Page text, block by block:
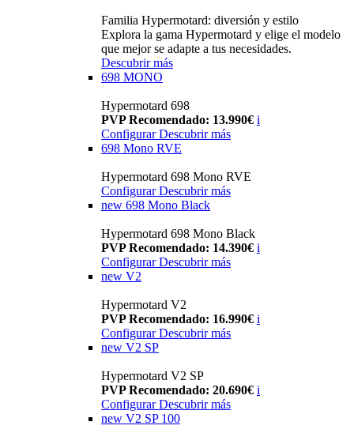
Familia Hypermotard: diversión y estilo
Explora la gama Hypermotard y elige el modelo
que mejor se adapte a tus necesidades.
Descubrir más
698 MONO
Hypermotard 698
PVP Recomendado: 13.990€ i
ConfigurarDescubrir más
698 Mono RVE
Hypermotard 698 Mono RVE
Configurar Descubrir más
new 698 Mono Black
Hypermotard 698 Mono Black
PVP Recomendado: 14.390€ i
Configurar Descubrir más
new V2
Hypermotard V2
PVP Recomendado: 16.990€ i
Configurar Descubrir más
new V2 SP
Hypermotard V2 SP
PVP Recomendado: 20.690€ i
Configurar Descubrir más
new V2 SP 100